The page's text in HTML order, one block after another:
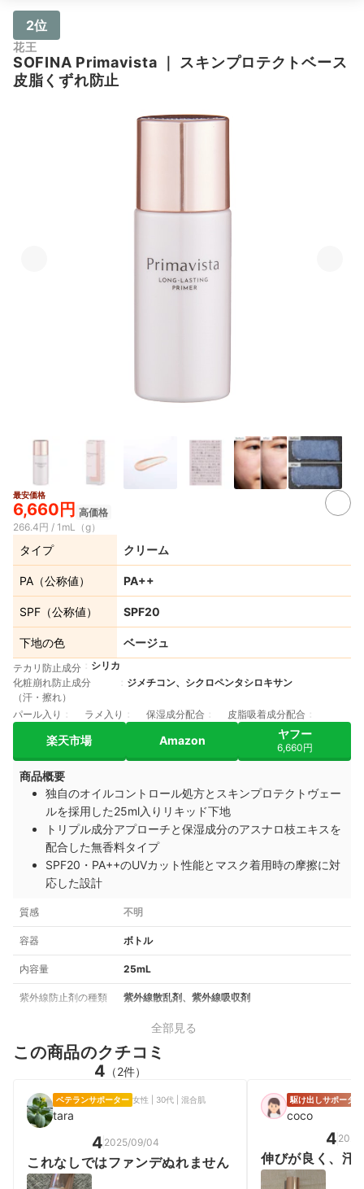
2位
花王
SOFINA Primavista
スキンプロテクトベース
皮脂くずれ防止
最安価格
6,660円 高価格
266.4円 / 1mL（g）
タイプ クリーム
PA（公称値） PA++
SPF（公称値） SPF20
下地の色 ベージュ
テカリ防止成分
シリカ
化粧崩れ防止成分
（汗・擦れ）
ジメチコン、シクロペンタシロキサン
パール入り ラメ入り 保湿成分配合 皮脂吸着成分配合
楽天市場 Amazon ヤフー
6,660円
商品概要
独自のオイルコントロール処方とスキンプロテクトヴェー
ルを採用した25ml入りリキッド下地
トリプル成分アプローチと保湿成分のアスナロ枝エキスを
配合した無香料タイプ
SPF20・PA++のUVカット性能とマスク着用時の摩擦に対
応した設計
質感 不明
容器 ボトル
内容量 25mL
紫外線防止剤の種類 紫外線散乱剤、紫外線吸収剤
全部見る
この商品のクチコミ
4 （2件）
ベテランサポーター 女性 | 30代 | 混合肌
tara
4 2025/09/04
これなしではファンデぬれません
駆け出しサポーター
coco
4
伸びが良く、汗